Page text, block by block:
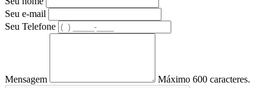
Seu e-mail
Seu Telefone
Mensagem Máximo 600 caracteres.